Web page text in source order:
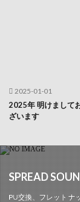
2025-01-01
2025年 明けまして
ざいます
SPREAD
PU交換、フレット ナ